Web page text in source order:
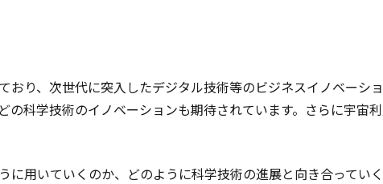
おり、次世代に突入したデジタル技術等のビジネスイノベーシ
の科学技術のイノベーションも期待されています。さらに宇宙
に用いていくのか、どのように科学技術の進展と向き合ってい